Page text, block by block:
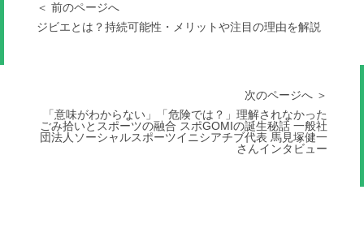
＜ 前のページへ
ジビエとは？持続可能性・メリットや注目の理由を解説
次のページへ ＞
「意味がわからない」「危険では？」理解されなかった
ごみ拾いとスポーツの融合 スポGOMIの誕生秘話 一般社
団法人ソーシャルスポーツイニシアチブ代表 馬見塚健一
さんインタビュー